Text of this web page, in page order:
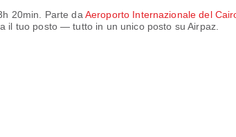
20min . Parte da Aeroporto Internazionale del
il tuo posto — tutto in un unico posto su Airpaz.